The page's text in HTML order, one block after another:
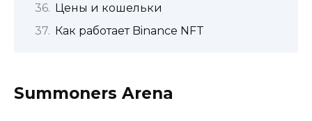
Цены и кошельки
Как работает Binance NFT
Summoners Arena